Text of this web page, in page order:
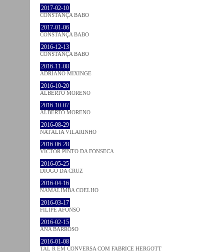
2017-02-10
CONSTANÇA BABO
2017-01-06
CONSTANÇA BABO
2016-12-13
CONSTANÇA BABO
2016-11-08
ADRIANO MIXINGE
2016-10-20
ALBERTO MORENO
2016-10-07
ALBERTO MORENO
2016-08-29
NATÁLIA VILARINHO
2016-06-28
VICTOR PINTO DA FONSECA
2016-05-25
DIOGO DA CRUZ
2016-04-16
NAMALIMBA COELHO
2016-03-17
FILIPE AFONSO
2016-02-15
ANA BARROSO
2016-01-08
TAL R EM CONVERSA COM FABRICE HERGOTT